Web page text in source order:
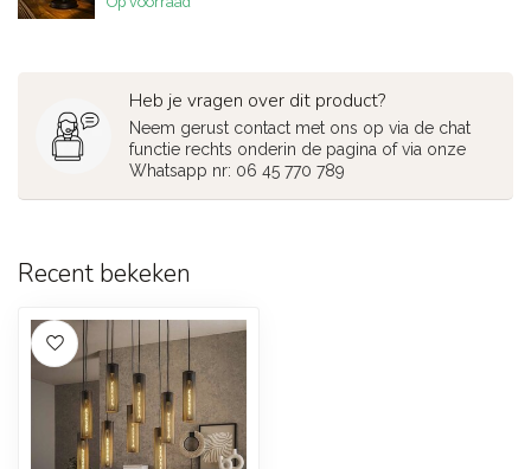
Heb je vragen over dit product?
Neem gerust contact met ons op via de chat
functie rechts onderin de pagina of via onze
Whatsapp nr: 06 45 770 789
Recent bekeken